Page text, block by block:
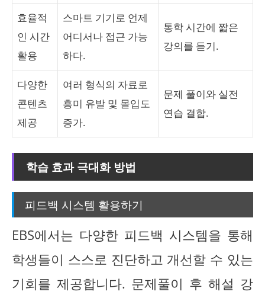
효율적
인 시간
활용
스마트 기기로 언제
어디서나 접근 가능
하다.
통학 시간에 짧은
강의를 듣기.
다양한
콘텐츠
제공
여러 형식의 자료로
흥미 유발 및 몰입도
증가.
문제 풀이와 실전
연습 결합.
학습 효과 극대화 방법
피드백 시스템 활용하기
EBS에서는 다양한 피드백 시스템을 통해
학생들이 스스로 진단하고 개선할 수 있는
기회를 제공합니다. 문제풀이 후 해설 강